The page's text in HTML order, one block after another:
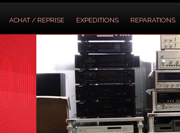
ACHAT / REPRISE EXPEDITIONS REPARATIONS